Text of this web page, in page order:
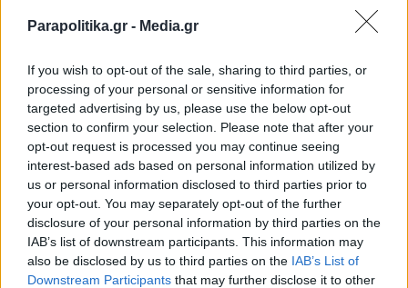
Parapolitika.gr - Media.gr
If you wish to opt-out of the sale, sharing to third parties, or
processing of your personal or sensitive information for
targeted advertising by us, please use the below opt-out
section to confirm your selection. Please note that after your
opt-out request is processed you may continue seeing
interest-based ads based on personal information utilized by
us or personal information disclosed to third parties prior to
your opt-out. You may separately opt-out of the further
disclosure of your personal information by third parties on the
IAB’s list of downstream participants. This information may
also be disclosed by us to third parties on the IAB’s List of
Downstream Participants that may further disclose it to other
Εγγραφή στο newsletter